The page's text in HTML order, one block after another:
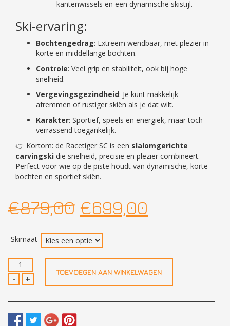
kantenwissels en een dynamische skistijl.
Ski-ervaring:
Bochtengedrag: Extreem wendbaar, met plezier in
korte en middellange bochten.
Controle: Veel grip en stabiliteit, ook bij hoge
snelheid.
Vergevingsgezindheid: Je kunt makkelijk
afremmen of rustiger skiën als je dat wilt.
Karakter: Sportief, speels en energiek, maar toch
verrassend toegankelijk.
👉 Kortom: de Racetiger SC is een slalomgerichte
carvingski die snelheid, precisie en plezier combineert.
Perfect voor wie op de piste houdt van dynamische, korte
bochten en sportief skiën.
€879,00 Oorspronkelijke
prijs
was:
€879,00.
€699,00
is:
€699,00.
Skimaat
Völkl
SC
White/Grey
- +
TOEVOEGEN AAN WINKELWAGEN